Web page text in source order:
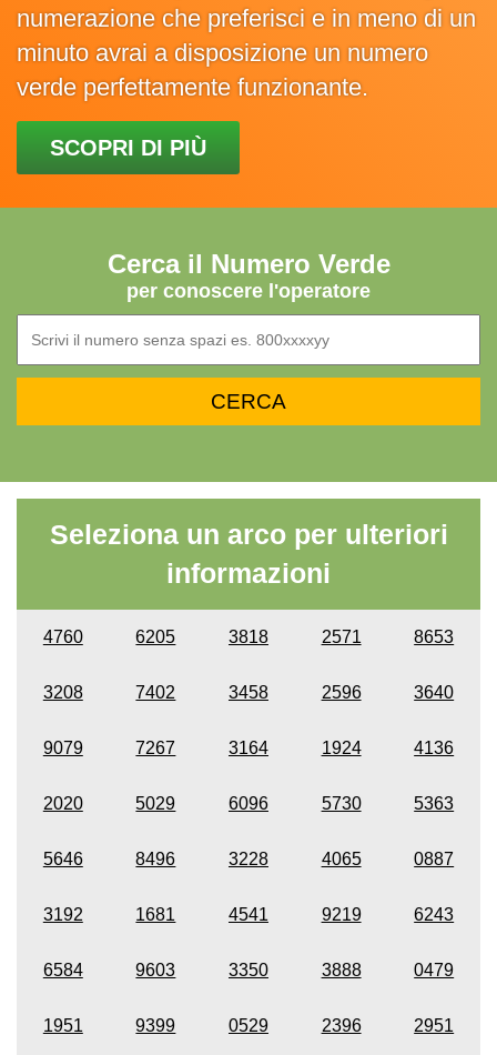
numerazione che preferisci e in meno di un
minuto avrai a disposizione un numero
verde perfettamente funzionante.
SCOPRI DI PIÙ
Cerca il Numero Verde
per conoscere l'operatore
Seleziona un arco per ulteriori
informazioni
4760 6205 3818 2571 8653
3208 7402 3458 2596 3640
9079 7267 3164 1924 4136
2020 5029 6096 5730 5363
5646 8496 3228 4065 0887
3192 1681 4541 9219 6243
6584 9603 3350 3888 0479
1951 9399 0529 2396 2951